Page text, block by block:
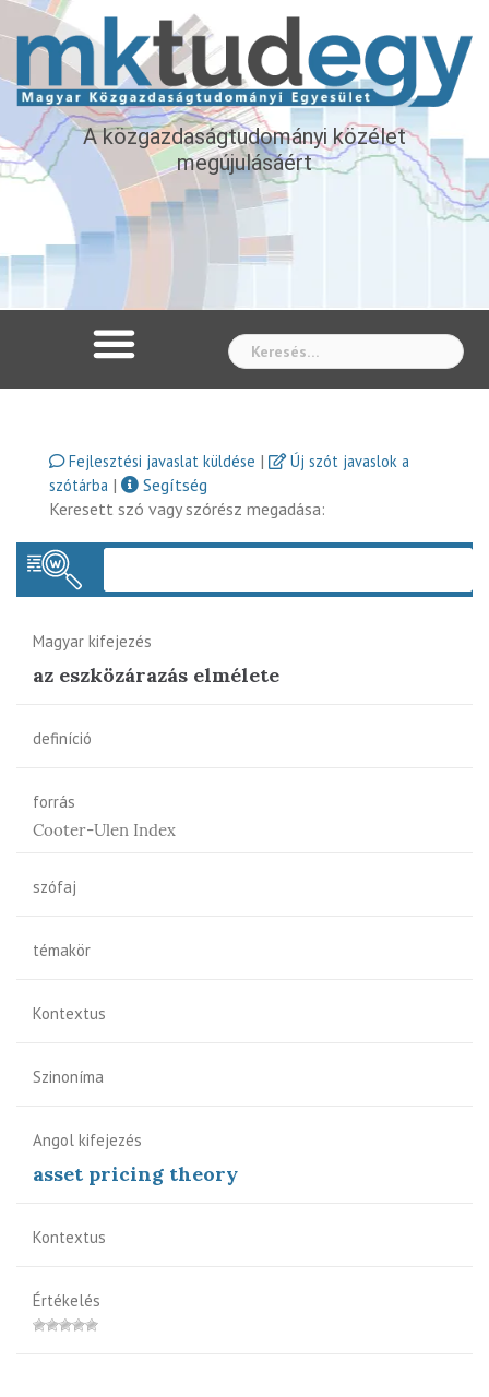
A közgazdaságtudományi közélet
megújulásáért
Fejlesztési javaslat küldése |
Új szót javaslok a
szótárba |
Segítség
Keresett szó vagy szórész megadása:
Magyar kifejezés
az eszközárazás elmélete
definíció
forrás
Cooter-Ulen Index
szófaj
témakör
Kontextus
Szinoníma
Angol kifejezés
asset pricing theory
Kontextus
Értékelés